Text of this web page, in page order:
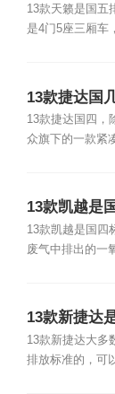
13款天籁是国五
是4门5座三厢车
13款捷达国
13款捷达国四，
众旗下的一款紧
13款凯越是
13款凯越是国四
废气中排出的一
13款新捷达
13款新捷达大多
排放标准的，可